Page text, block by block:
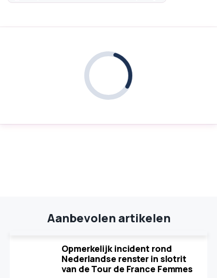
Aanbevolen artikelen
Opmerkelijk incident rond
Nederlandse renster in slotrit
van de Tour de France Femmes